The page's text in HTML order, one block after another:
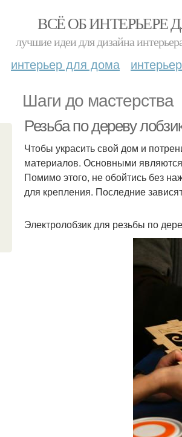
ВСЁ ОБ ИНТЕРЬЕРЕ
лучшие идеи для дизайна
интерьер для дома
Шаги до мастерства
Резьба по дереву
Чтобы украсить свой дом и
материалов. Основными являются
Помимо этого, не обойтись без
для крепления. Последние
Электролобзик для резьбы по